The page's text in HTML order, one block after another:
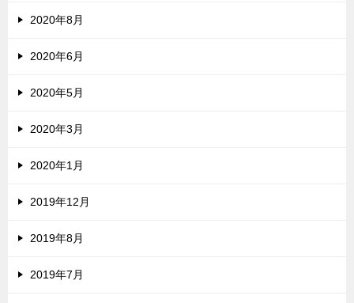
2020年8月
2020年6月
2020年5月
2020年3月
2020年1月
2019年12月
2019年8月
2019年7月